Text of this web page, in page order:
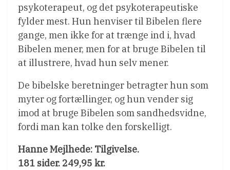
psykoterapeut, og det psykoterapeutiske
fylder mest. Hun henviser til Bibelen flere
gange, men ikke for at trænge ind i, hvad
Bibelen mener, men for at bruge Bibelen til
at illustrere, hvad hun selv mener.
De bibelske beretninger betragter hun som
myter og fortællinger, og hun vender sig
imod at bruge Bibelen som sandhedsvidne,
fordi man kan tolke den forskelligt.
Hanne Mejlhede: Tilgivelse.
181 sider. 249,95 kr.